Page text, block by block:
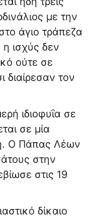
με την
άγιο τράπεζα
ισχύς δεν
ούτε σε
διαίρεσαν τον
ιδιοφυΐα σε
σε μία
Ο Πάπας Λέων
στην
στις 19
δίκαιο